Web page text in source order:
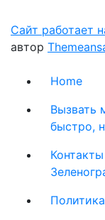
Сайт работает
автор
Home
Вызвать
быстро,